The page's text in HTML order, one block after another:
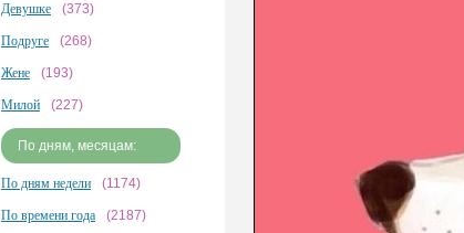
Девушке (373)
Подруге (268)
Жене (193)
Милой (227)
По дням, месяцам:
По дням недели (1174)
По времени года (2187)